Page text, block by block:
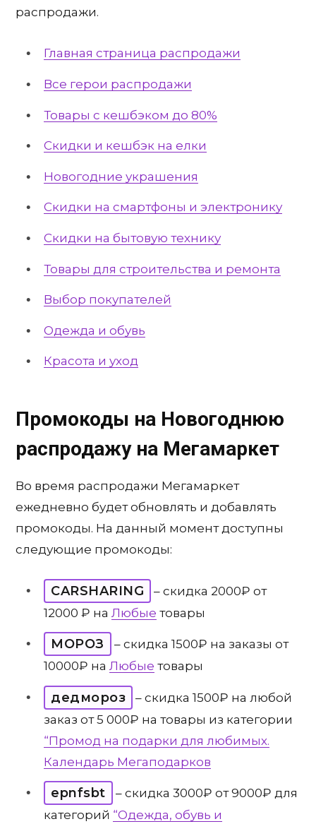
распродажи.
Главная страница распродажи
Все герои распродажи
Товары с кешбэком до 80%
Скидки и кешбэк на елки
Новогодние украшения
Скидки на смартфоны и электронику
Скидки на бытовую технику
Товары для строительства и ремонта
Выбор покупателей
Одежда и обувь
Красота и уход
Промокоды на Новогоднюю
распродажу на Мегамаркет
Во время распродажи Мегамаркет
ежедневно будет обновлять и добавлять
промокоды. На данный момент доступны
следующие промокоды:
CARSHARING
– скидка 2000₽ от
12000 ₽ на Любые товары
МОРОЗ
– скидка 1500₽ на заказы от
10000₽ на Любые товары
дедмороз
– скидка 1500₽ на любой
заказ от 5 000₽ на товары из категории
“Промод на подарки для любимых.
Календарь Мегаподарков
epnfsbt
– скидка 3000₽ от 9000₽ для
категорий “Одежда, обувь и